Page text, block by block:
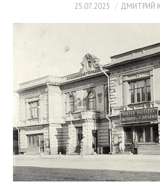
ОБРАЗОВАНИЕ
ПРОСВЕЩЕНИЕ
25.07.2025 ДМИТРИЙ